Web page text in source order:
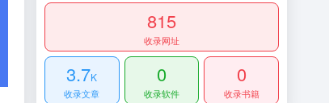
815
收录网址
3.7K
收录文章
0
收录软件
0
收录书籍